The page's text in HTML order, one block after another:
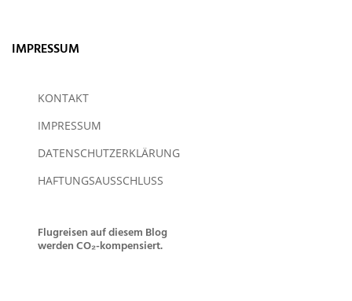
IMPRESSUM
KONTAKT
IMPRESSUM
DATENSCHUTZERKLÄRUNG
HAFTUNGSAUSSCHLUSS
Flugreisen auf diesem Blog
werden CO₂-kompensiert.